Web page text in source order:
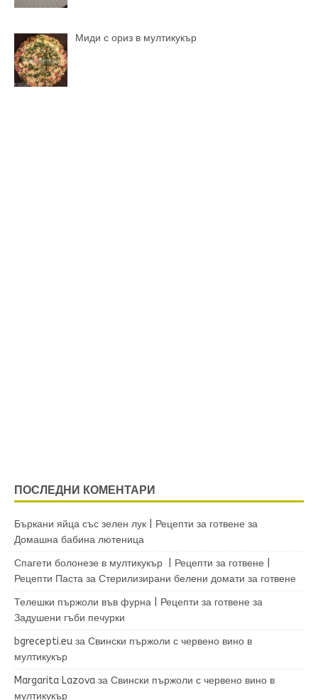
Миди с ориз в мултикукър
ПОСЛЕДНИ КОМЕНТАРИ
Бъркани яйца със зелен лук | Рецепти за готвене за
Домашна бабина лютеница
Спагети болонезе в мултикукър | Рецепти за готвене |
Рецепти Паста за Стерилизирани белени домати за готвене
Телешки пържоли във фурна | Рецепти за готвене за
Задушени гъби печурки
bgrecepti.eu за Свински пържоли с червено вино в
мултикукър
Margarita Lazova за Свински пържоли с червено вино в
мултикукър